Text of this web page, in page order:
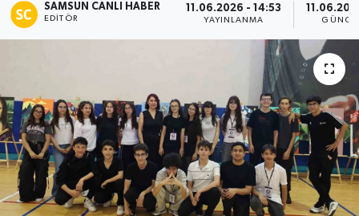
SAMSUN CANLI HABER
EDITÖR
11.06.2026 - 14:53
YAYINLANMA
Yemek
Haber Arşivi